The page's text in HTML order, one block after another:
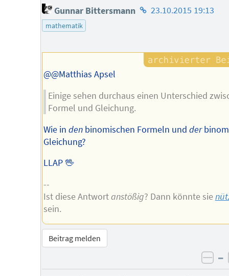
Gunnar Bittersmann Homepage
23.10.2015 19:13
mathematik
@@Matthias Apsel
Einige sehen durchaus einen Unterschied
Formel und Gleichung.
Wie in denbinomischen Formeln und der
Gleichung?
LLAP 🖖
--
Ist diese Antwortanstößig? Dann könnte sie
sein.
Beitrag melden
–